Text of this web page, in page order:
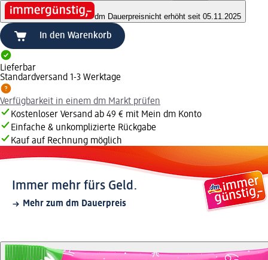
dm Dauerpreisnicht erhöht seit 05.11.2025
In den Warenkorb
Lieferbar
Standardversand 1-3 Werktage
Verfügbarkeit in einem dm Markt prüfen
Kostenloser Versand ab 49 € mit Mein dm Konto
Einfache & unkomplizierte Rückgabe
Kauf auf Rechnung möglich
Immer mehr fürs Geld.
Mehr zum dm Dauerpreis